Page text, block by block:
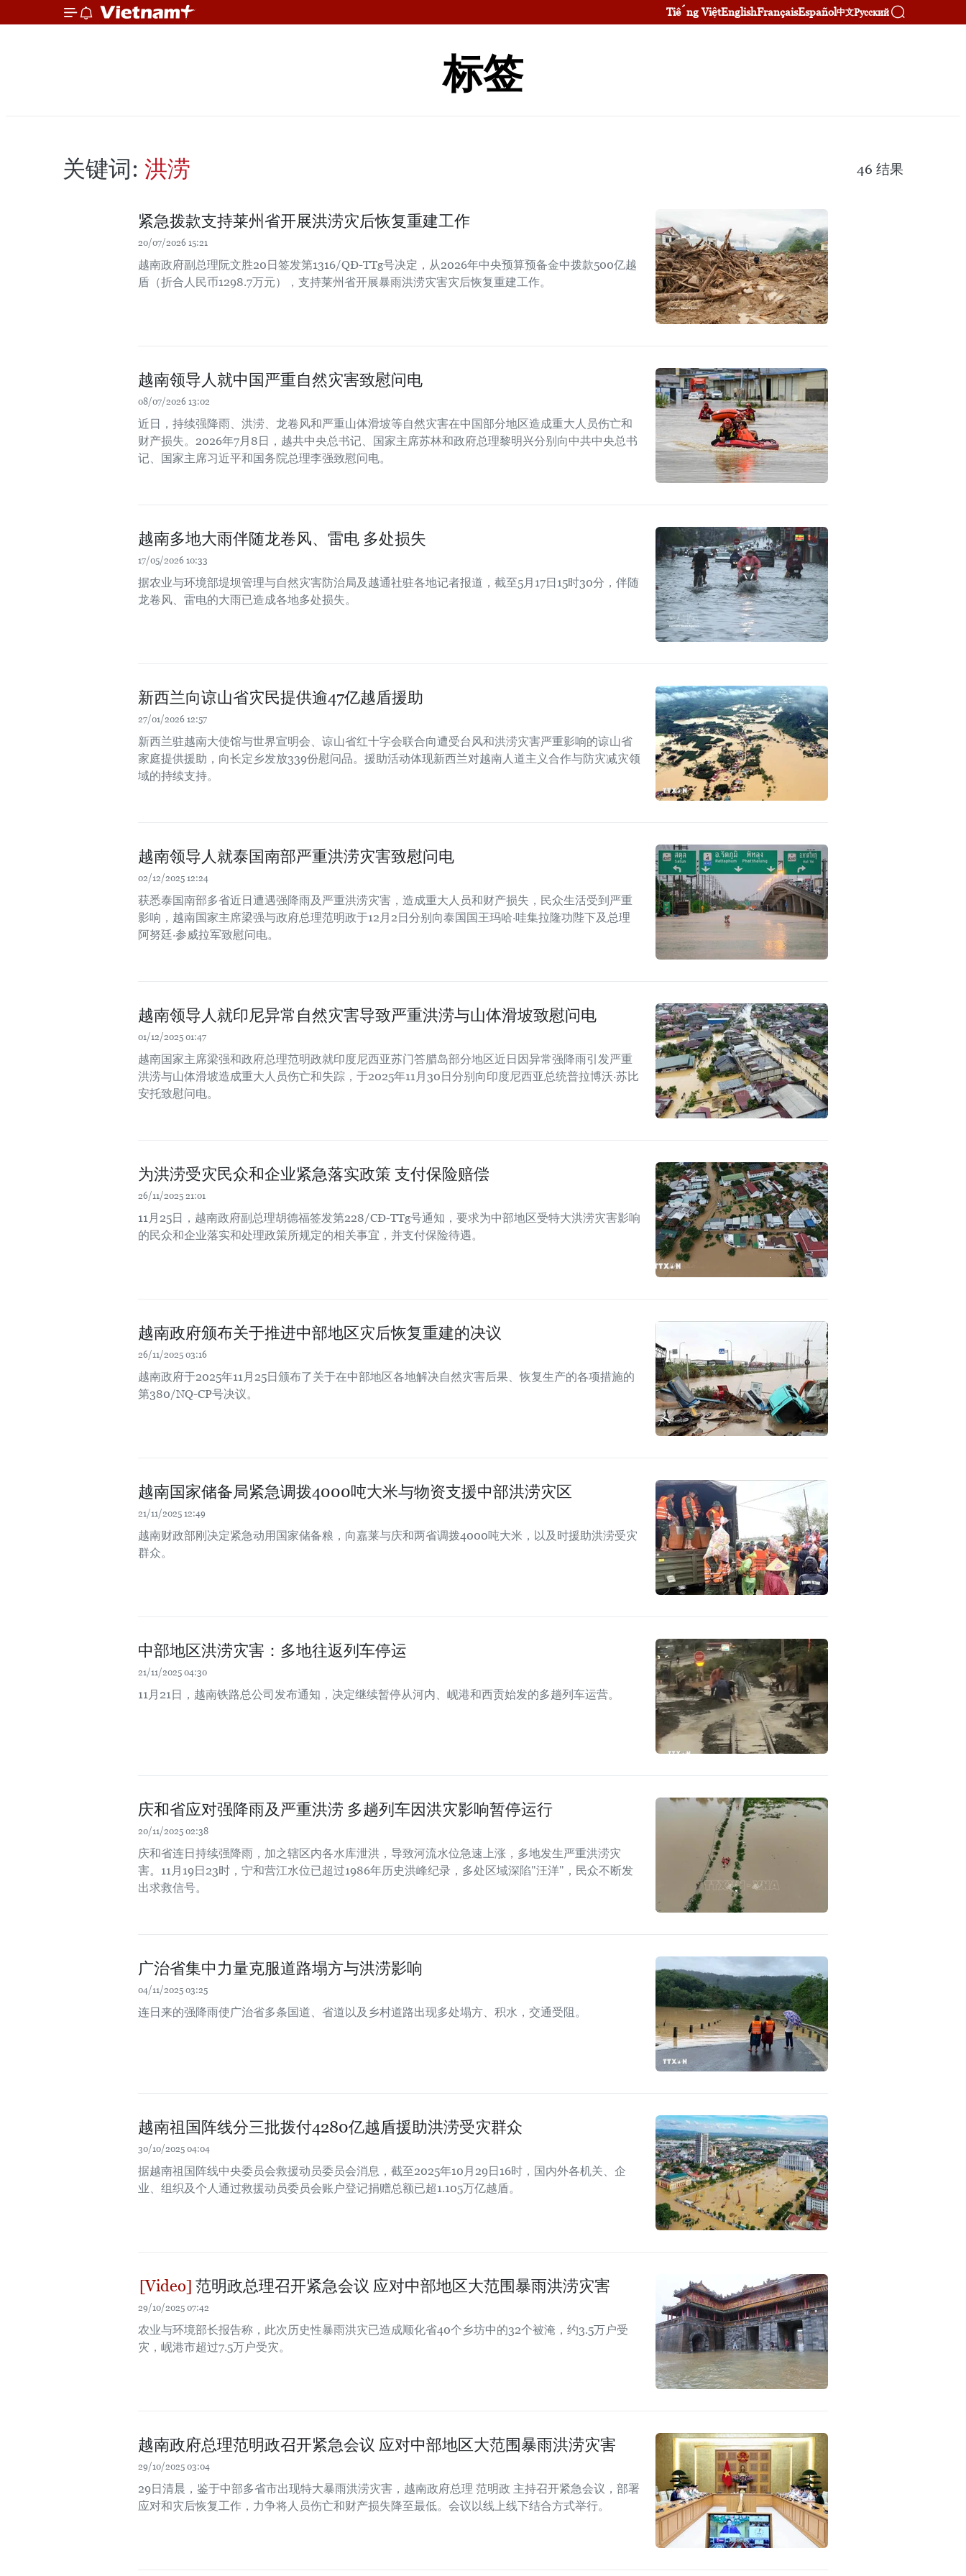
Tiếng ViệtEnglishFrançaisEspañol中文Русский
标签
关键词: 洪涝 46 结果
紧急拨款支持莱州省开展洪涝灾后恢复重建工作
20/07/2026 15:21
越南政府副总理阮文胜20日签发第1316/QĐ-TTg号决定，从2026年中央预算预备金中拨款500亿越
盾（折合人民币1298.7万元），支持莱州省开展暴雨洪涝灾害灾后恢复重建工作。
越南领导人就中国严重自然灾害致慰问电
08/07/2026 13:02
近日，持续强降雨、洪涝、龙卷风和严重山体滑坡等自然灾害在中国部分地区造成重大人员伤亡和
财产损失。2026年7月8日，越共中央总书记、国家主席苏林和政府总理黎明兴分别向中共中央总书
记、国家主席习近平和国务院总理李强致慰问电。
越南多地大雨伴随龙卷风、雷电 多处损失
17/05/2026 10:33
据农业与环境部堤坝管理与自然灾害防治局及越通社驻各地记者报道，截至5月17日15时30分，伴随
龙卷风、雷电的大雨已造成各地多处损失。
新西兰向谅山省灾民提供逾47亿越盾援助
27/01/2026 12:57
新西兰驻越南大使馆与世界宣明会、谅山省红十字会联合向遭受台风和洪涝灾害严重影响的谅山省
家庭提供援助，向长定乡发放339份慰问品。援助活动体现新西兰对越南人道主义合作与防灾减灾领
域的持续支持。
越南领导人就泰国南部严重洪涝灾害致慰问电
02/12/2025 12:24
获悉泰国南部多省近日遭遇强降雨及严重洪涝灾害，造成重大人员和财产损失，民众生活受到严重
影响，越南国家主席梁强与政府总理范明政于12月2日分别向泰国国王玛哈·哇集拉隆功陛下及总理
阿努廷·参威拉军致慰问电。
越南领导人就印尼异常自然灾害导致严重洪涝与山体滑坡致慰问电
01/12/2025 01:47
越南国家主席梁强和政府总理范明政就印度尼西亚苏门答腊岛部分地区近日因异常强降雨引发严重
洪涝与山体滑坡造成重大人员伤亡和失踪，于2025年11月30日分别向印度尼西亚总统普拉博沃·苏比
安托致慰问电。
为洪涝受灾民众和企业紧急落实政策 支付保险赔偿
26/11/2025 21:01
11月25日，越南政府副总理胡德福签发第228/CĐ-TTg号通知，要求为中部地区受特大洪涝灾害影响
的民众和企业落实和处理政策所规定的相关事宜，并支付保险待遇。
越南政府颁布关于推进中部地区灾后恢复重建的决议
26/11/2025 03:16
越南政府于2025年11月25日颁布了关于在中部地区各地解决自然灾害后果、恢复生产的各项措施的
第380/NQ-CP号决议。
越南国家储备局紧急调拨4000吨大米与物资支援中部洪涝灾区
21/11/2025 12:49
越南财政部刚决定紧急动用国家储备粮，向嘉莱与庆和两省调拨4000吨大米，以及时援助洪涝受灾
群众。
中部地区洪涝灾害：多地往返列车停运
21/11/2025 04:30
11月21日，越南铁路总公司发布通知，决定继续暂停从河内、岘港和西贡始发的多趟列车运营。
庆和省应对强降雨及严重洪涝 多趟列车因洪灾影响暂停运行
20/11/2025 02:38
庆和省连日持续强降雨，加之辖区内各水库泄洪，导致河流水位急速上涨，多地发生严重洪涝灾
害。11月19日23时，宁和营江水位已超过1986年历史洪峰纪录，多处区域深陷"汪洋"，民众不断发
出求救信号。
广治省集中力量克服道路塌方与洪涝影响
04/11/2025 03:25
连日来的强降雨使广治省多条国道、省道以及乡村道路出现多处塌方、积水，交通受阻。
越南祖国阵线分三批拨付4280亿越盾援助洪涝受灾群众
30/10/2025 04:04
据越南祖国阵线中央委员会救援动员委员会消息，截至2025年10月29日16时，国内外各机关、企
业、组织及个人通过救援动员委员会账户登记捐赠总额已超1.105万亿越盾。
范明政总理召开紧急会议 应对中部地区大范围暴雨洪涝灾害
29/10/2025 07:42
农业与环境部长报告称，此次历史性暴雨洪灾已造成顺化省40个乡坊中的32个被淹，约3.5万户受
灾，岘港市超过7.5万户受灾。
越南政府总理范明政召开紧急会议 应对中部地区大范围暴雨洪涝灾害
29/10/2025 03:04
29日清晨，鉴于中部多省市出现特大暴雨洪涝灾害，越南政府总理 范明政 主持召开紧急会议，部署
应对和灾后恢复工作，力争将人员伤亡和财产损失降至最低。会议以线上线下结合方式举行。